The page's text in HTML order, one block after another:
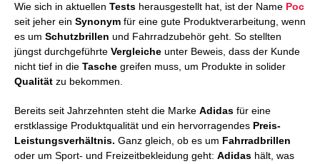
Wie sich in aktuellen Tests herausgestellt hat, ist der Name Poc
seit jeher ein Synonym für eine gute Produktverarbeitung, wenn
es um Schutzbrillen und Fahrradzubehör geht. So stellten
jüngst durchgeführte Vergleiche unter Beweis, dass der Kunde
nicht tief in die Tasche greifen muss, um Produkte in solider
Qualität zu bekommen.
Bereits seit Jahrzehnten steht die Marke Adidas für eine
erstklassige Produktqualität und ein hervorragendes Preis-
Leistungsverhältnis. Ganz gleich, ob es um Fahrradbrillen
oder um Sport- und Freizeitbekleidung geht: Adidas hält, was